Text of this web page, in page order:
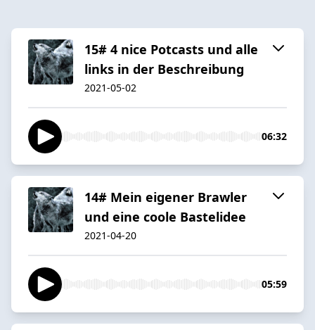
15# 4 nice Potcasts und alle
links in der Beschreibung
2021-05-02
06:32
14# Mein eigener Brawler
und eine coole Bastelidee
2021-04-20
05:59